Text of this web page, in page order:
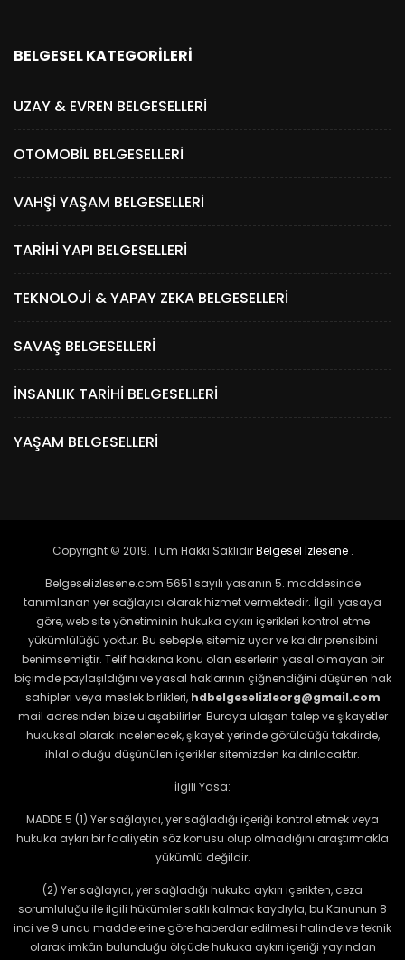
BELGESEL KATEGORILERI
UZAY & EVREN BELGESELLERI
OTOMOBIL BELGESELLERI
VAHŞI YAŞAM BELGESELLERI
TARIHI YAPI BELGESELLERI
TEKNOLOJI & YAPAY ZEKA BELGESELLERI
SAVAŞ BELGESELLERI
İNSANLIK TARIHI BELGESELLERI
YAŞAM BELGESELLERI
Copyright © 2019. Tüm Hakkı SaklıdırBelgesel İzlesene .
Belgeselizlesene.com 5651 sayılı yasanın 5. maddesinde
tanımlanan yer sağlayıcı olarak hizmet vermektedir. İlgili yasaya
göre, web site yönetiminin hukuka aykırı içerikleri kontrol etme
yükümlülüğü yoktur. Bu sebeple, sitemiz uyar ve kaldır prensibini
benimsemiştir. Telif hakkına konu olan eserlerin yasal olmayan bir
biçimde paylaşıldığını ve yasal haklarının çiğnendiğini düşünen hak
sahipleri veya meslek birlikleri, hdbelgeselizleorg@gmail.com
mail adresinden bize ulaşabilirler. Buraya ulaşan talep ve şikayetler
hukuksal olarak incelenecek, şikayet yerinde görüldüğü takdirde,
ihlal olduğu düşünülen içerikler sitemizden kaldırılacaktır.
İlgili Yasa:
MADDE 5 (1) Yer sağlayıcı, yer sağladığı içeriği kontrol etmek veya
hukuka aykırı bir faaliyetin söz konusu olup olmadığını araştırmakla
yükümlü değildir.
(2) Yer sağlayıcı, yer sağladığı hukuka aykırı içerikten, ceza
sorumluluğu ile ilgili hükümler saklı kalmak kaydıyla, bu Kanunun 8
inci ve 9 uncu maddelerine göre haberdar edilmesi halinde ve teknik
olarak imkân bulunduğu ölçüde hukuka aykırı içeriği yayından